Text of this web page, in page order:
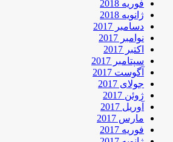
فوریه 2018
ژانویه 2018
دسامبر 2017
نوامبر 2017
اکتبر 2017
سپتامبر 2017
آگوست 2017
جولای 2017
ژوئن 2017
آوریل 2017
مارس 2017
فوریه 2017